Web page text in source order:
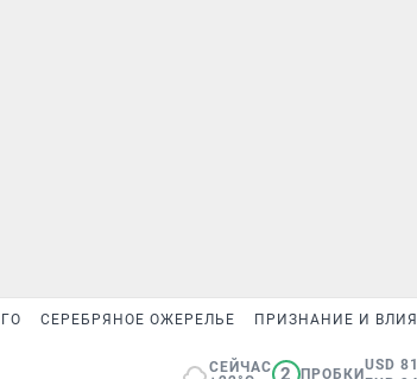
СЕРЕБРЯНОЕ ОЖЕРЕЛЬЕ ПРИЗНАНИЕ И
СЕЙЧАС 2 ПРОБКИ
USD